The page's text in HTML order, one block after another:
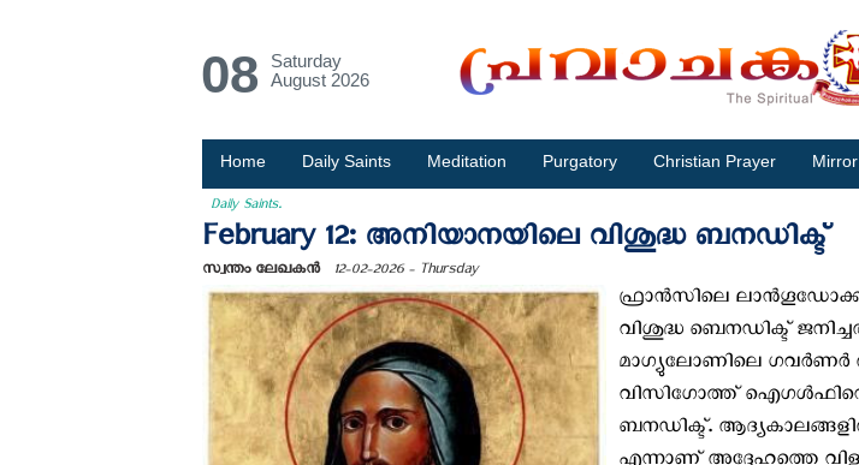
08
Saturday
August 2026
Home Daily Saints Meditation Purgatory Christian Prayer Mirror
Daily Saints.
February 12: അനിയാനയിലെ വിശുദ്ധ ബനഡിക്ട്
സ്വന്തം ലേഖകന്‍ 12-02-2026 - Thursday
ഫ്രാന്‍സിലെ
വിശുദ്ധ ബെനഡിക്ട്
മാഗ്യുലോണിലെ ഗവര്‍ണര്‍
വിസിഗോത്ത്
ബനഡിക്ട്.